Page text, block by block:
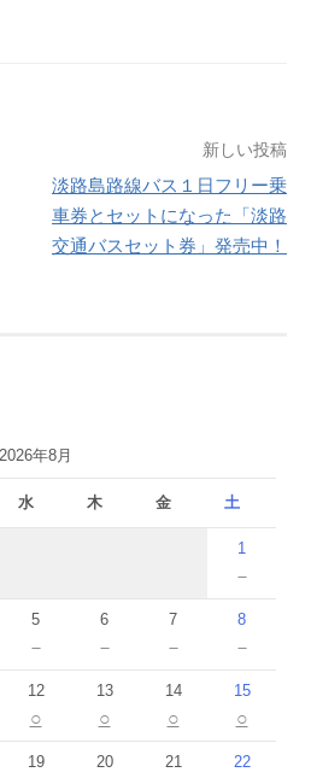
新しい投稿
淡路島路線バス１日フリー乗
車券とセットになった「淡路
交通バスセット券」発売中！
2026年8月
水 木 金 土
1
－
5
－
6
－
7
－
8
－
12
○
13
○
14
○
15
○
19 20 21 22